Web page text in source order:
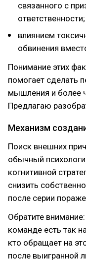
связанного с
ответственности;
влиянием
обвинения
Понимание этих
помогает сделать
мышления и более
Предлагаю
Механизм
Поиск внешних
обычный
когнитивной
снизить
после серии
Обратите
команде есть так
кто обращает на
после выигранной